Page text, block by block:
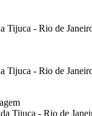
Tijuca - Rio de
Tijuca - Rio de
Tijuca - Rio de